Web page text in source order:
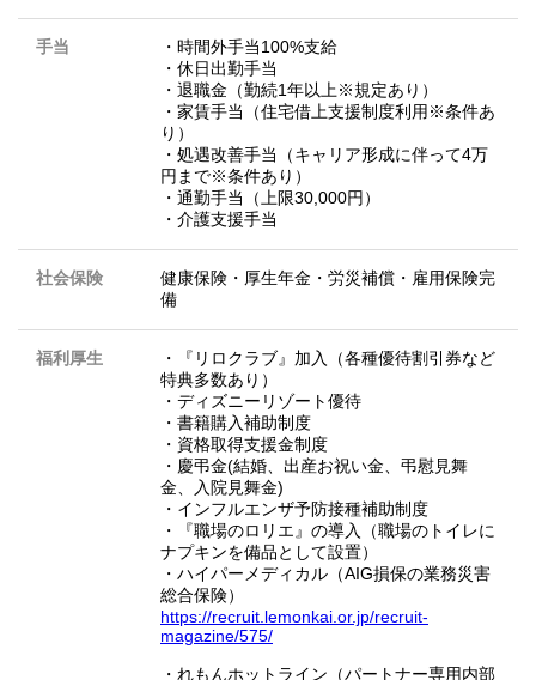
手当
・時間外手当100%支給
・休日出勤手当
・退職金（勤続1年以上※規定あり）
・家賃手当（住宅借上支援制度利用※条件あ
り）
・処遇改善手当（キャリア形成に伴って4万
円まで※条件あり）
・通勤手当（上限30,000円）
・介護支援手当
社会保険
健康保険・厚生年金・労災補償・雇用保険完
備
福利厚生
・『リロクラブ』加入（各種優待割引券など
特典多数あり）
・ディズニーリゾート優待
・書籍購入補助制度
・資格取得支援金制度
・慶弔金(結婚、出産お祝い金、弔慰見舞
金、入院見舞金)
・インフルエンザ予防接種補助制度
・『職場のロリエ』の導入（職場のトイレに
ナプキンを備品として設置）
・ハイパーメディカル（AIG損保の業務災害
総合保険）
https://recruit.lemonkai.or.jp/recruit-
magazine/575/
・れもんホットライン（パートナー専用内部